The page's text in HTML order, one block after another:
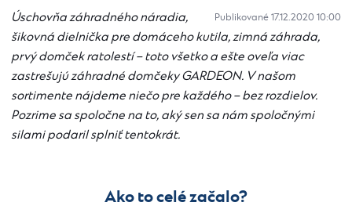
Publikované 17.12.2020 10:00
Úschovňa záhradného náradia,
šikovná dielnička pre domáceho kutila, zimná záhrada,
prvý domček ratolestí – toto všetko a ešte oveľa viac
zastrešujú záhradné domčeky GARDEON. V našom
sortimente nájdeme niečo pre každého – bez rozdielov.
Pozrime sa spoločne na to, aký sen sa nám spoločnými
silami podaril splniť tentokrát.
Ako to celé začalo?